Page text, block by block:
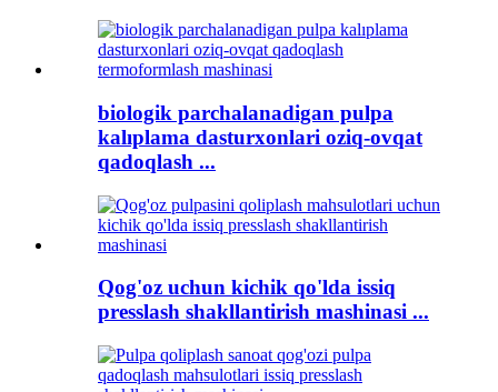
biologik parchalanadigan pulpa
kalıplama dasturxonlari oziq-ovqat
qadoqlash ...
Qog'oz uchun kichik qo'lda issiq
presslash shakllantirish mashinasi ...